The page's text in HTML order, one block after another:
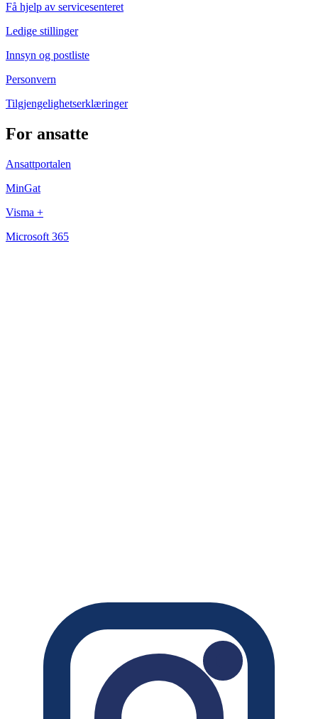
Få hjelp av servicesenteret
Ledige stillinger
Innsyn og postliste
Personvern
Tilgjengelighetserklæringer
For ansatte
Ansattportalen
MinGat
Visma +
Microsoft 365